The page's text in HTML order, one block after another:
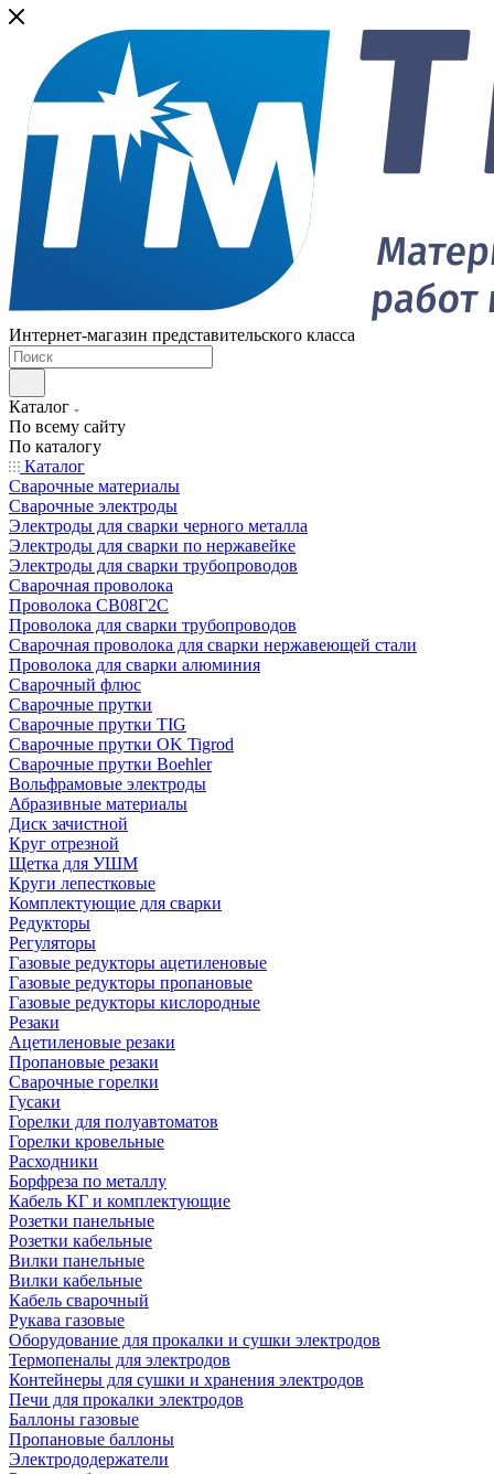
Интернет-магазин представительского класса
Каталог
По всему сайту
По каталогу
Каталог
Сварочные материалы
Сварочные электроды
Электроды для сварки черного металла
Электроды для сварки по нержавейке
Электроды для сварки трубопроводов
Сварочная проволока
Проволока СВ08Г2С
Проволока для сварки трубопроводов
Сварочная проволока для сварки нержавеющей стали
Проволока для сварки алюминия
Сварочный флюс
Сварочные прутки
Сварочные прутки TIG
Сварочные прутки OK Tigrod
Сварочные прутки Boehler
Вольфрамовые электроды
Абразивные материалы
Диск зачистной
Круг отрезной
Щетка для УШМ
Круги лепестковые
Комплектующие для сварки
Редукторы
Регуляторы
Газовые редукторы ацетиленовые
Газовые редукторы пропановые
Газовые редукторы кислородные
Резаки
Ацетиленовые резаки
Пропановые резаки
Сварочные горелки
Гусаки
Горелки для полуавтоматов
Горелки кровельные
Расходники
Борфреза по металлу
Кабель КГ и комплектующие
Розетки панельные
Розетки кабельные
Вилки панельные
Вилки кабельные
Кабель сварочный
Рукава газовые
Оборудование для прокалки и сушки электродов
Термопеналы для электродов
Контейнеры для сушки и хранения электродов
Печи для прокалки электродов
Баллоны газовые
Пропановые баллоны
Электрододержатели